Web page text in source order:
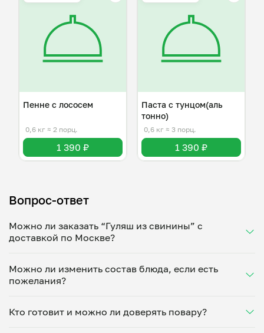
Пенне с лососем
0,6 кг ≈ 2 порц.
1 390 ₽
Паста с тунцом(аль
тонно)
0,6 кг ≈ 3 порц.
1 390 ₽
Вопрос-ответ
Можно ли заказать “Гуляш из свинины” с
доставкой по Москве?
Укажите удобное время — и получите свежее
домашнее блюдо в большой порции прямо с плиты.
минут. Статус заказа отслеживайте в личном
кабинете, а с поваром можно связаться напрямую в
Можно ли изменить состав блюда, если есть
пожелания?
ваши предпочтения: уберет специи, снизит
Кто готовит и можно ли доверять повару?